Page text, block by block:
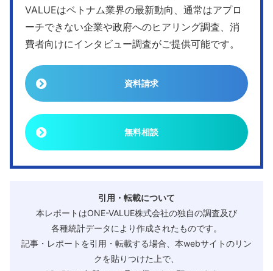
VALUEはベトナム業界の最新動向、通常はアプロ
ーチできない企業や政府へのヒアリング調査、消
費者向けにインタビュー調査がご提供可能です。
資料請求
無料相談
引用・転載について
本レポートはONE-VALUE株式会社の独自の調査及び
各種統計データにより作成されたものです。
記事・レポートを引用・転載する場合、本webサイトのリン
クを貼りつけた上で、